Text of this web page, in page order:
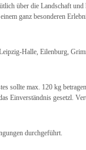
über die Landschaft
ganz besonderen
Halle, Eilenburg,
sollte max. 120 kg
Einverständnis gesetzl.
durchgeführt.